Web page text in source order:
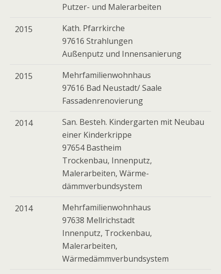
Putzer- und Malerarbeiten
2015
Kath. Pfarrkirche
97616 Strahlungen
Außenputz und Innensanierung
2015
Mehrfamilienwohnhaus
97616 Bad Neustadt/ Saale
Fassadenrenovierung
2014
San. Besteh. Kindergarten mit Neubau
einer Kinderkrippe
97654 Bastheim
Trockenbau, Innenputz,
Malerarbeiten, Wärme-
dämmverbundsystem
2014
Mehrfamilienwohnhaus
97638 Mellrichstadt
Innenputz, Trockenbau,
Malerarbeiten,
Wärmedämmverbundsystem